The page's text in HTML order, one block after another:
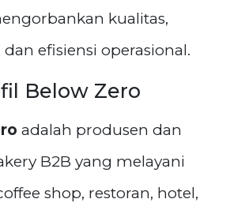
kualitas,
dan efisiensi operasional.
Below Zero
adalah produsen dan
B2B yang melayani
shop, restoran, hotel,